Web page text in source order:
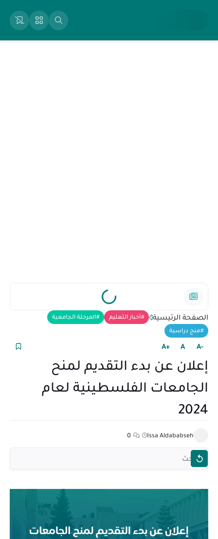
الصفحة الرئيسية أخبار التعليم المرحلة الجامعية
منح دراسية
+A A -A
إعلان عن بدء التقديم لمنح
الجامعات الفلسطينية لعام
2024
Issa Aldababseh
0